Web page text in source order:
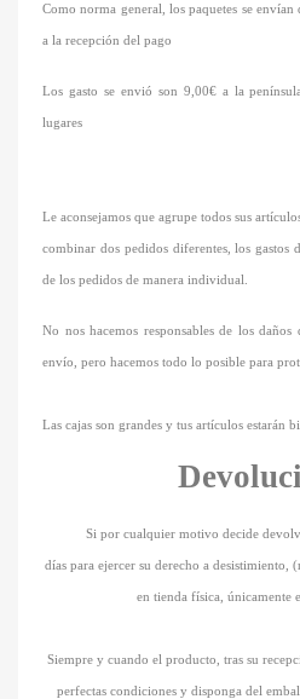
Como norma general, los paquetes se
a la recepción del pago
Los gasto se envió son 9,00€ a la
lugares
Le aconsejamos que agrupe todos sus
combinar dos pedidos diferentes, los gastos
de los pedidos de manera individual.
No nos hacemos responsables de los
envío, pero hacemos todo lo posible para
Las cajas son grandes y tus artículos estarán
Si por cualquier motivo decide
días para ejercer su derecho a desistimiento,
en tienda física, únicamente
Siempre y cuando el producto, tras su
perfectas condiciones y disponga del